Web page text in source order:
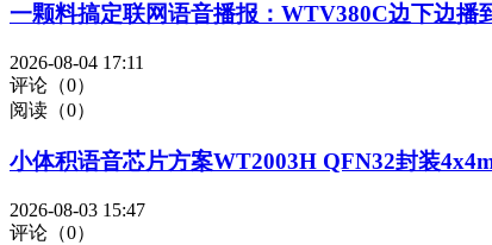
一颗料搞定联网语音播报：WTV380C边下边播
2026-08-04 17:11
评论（0）
阅读（0）
小体积语音芯片方案WT2003H QFN32封装
2026-08-03 15:47
评论（0）